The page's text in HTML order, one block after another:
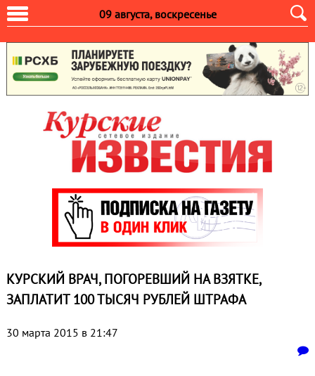
09 августа, воскресенье
КУРСКИЙ ВРАЧ, ПОГОРЕВШИЙ НА ВЗЯТКЕ,
ЗАПЛАТИТ 100 ТЫСЯЧ РУБЛЕЙ ШТРАФА
30 марта 2015 в 21:47